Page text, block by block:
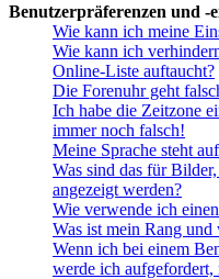
Benutzerpräferenzen und -
Wie kann ich meine
Wie kann ich
Online-Liste auftaucht?
Die Forenuhr geht
Ich habe die Zeitzone
immer noch falsch!
Meine Sprache steht
Was sind das für
angezeigt werden?
Wie verwende ich
Was ist mein Rang
Wenn ich bei einem
werde ich aufgefordert,